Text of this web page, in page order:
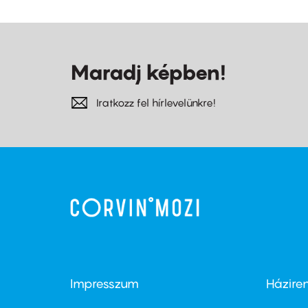
Maradj képben!
Iratkozz fel hírlevelünkre!
Footer
Impresszum